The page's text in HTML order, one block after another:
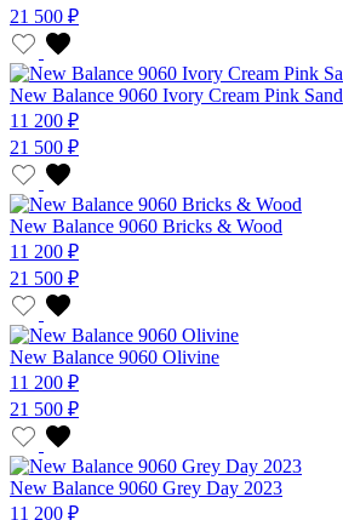
21 500 ₽
New Balance 9060 Ivory Cream Pink Sand
11 200 ₽
21 500 ₽
New Balance 9060 Bricks & Wood
11 200 ₽
21 500 ₽
New Balance 9060 Olivine
11 200 ₽
21 500 ₽
New Balance 9060 Grey Day 2023
11 200 ₽